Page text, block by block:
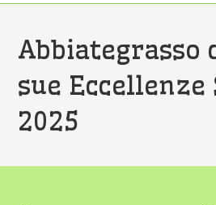
Abbiategrasso
sue
2025